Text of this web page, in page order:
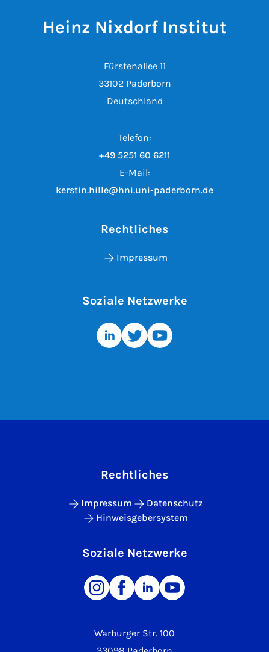
Heinz Nixdorf Institut
Fürstenallee 11
33102 Paderborn
Deutschland
Telefon:
+49 5251 60 6211
E-Mail:
kerstin.hille@hni.uni-paderborn.de
Rechtliches
Impressum
Soziale Netzwerke
Warburger Str. 100
Rechtliches
Impressum
Datenschutz
Hinweisgebersystem
Soziale Netzwerke